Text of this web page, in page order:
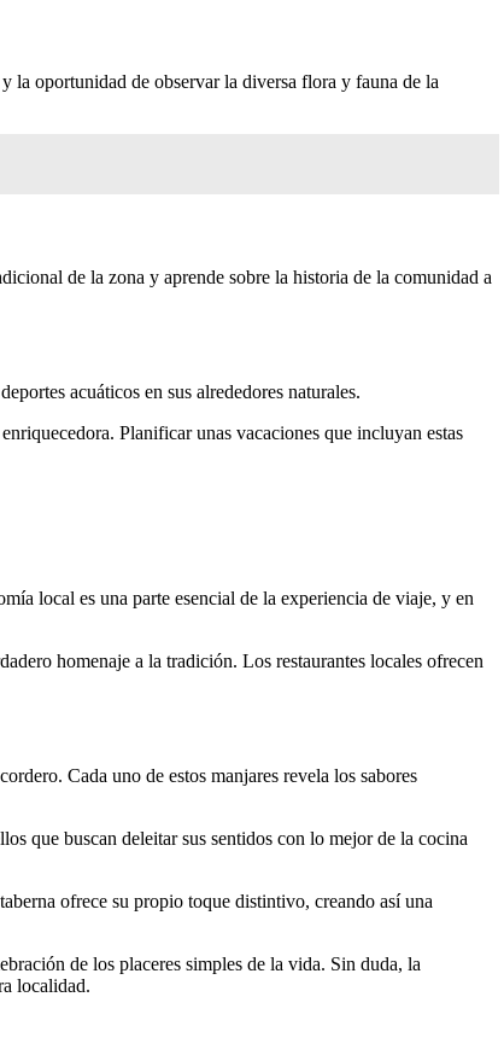
la oportunidad de observar la diversa flora y fauna de la
de la zona y aprende sobre la historia de la comunidad a
acuáticos en sus alrededores naturales.
Planificar unas vacaciones que incluyan estas
local es una parte esencial de la experiencia de viaje, y en
homenaje a la tradición. Los restaurantes locales ofrecen
Cada uno de estos manjares revela los sabores
que buscan deleitar sus sentidos con lo mejor de la cocina
ofrece su propio toque distintivo, creando así una
de los placeres simples de la vida. Sin duda, la
localidad.